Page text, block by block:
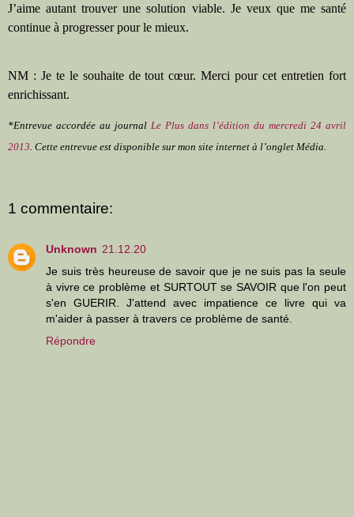
J’aime autant trouver une solution viable. Je veux que me santé
continue à progresser pour le mieux.
NM : Je te le souhaite de tout cœur. Merci pour cet entretien fort
enrichissant.
*Entrevue accordée au journal Le Plus dans l’édition du mercredi 24 avril
2013 Cette entrevue est disponible sur mon site internet à l’onglet Média.
1 commentaire:
Unknown 21.12.20
Je suis très heureuse de savoir que je ne suis pas la seule
à vivre ce problème et SURTOUT se SAVOIR que l'on peut
s'en GUERIR. J'attend avec impatience ce livre qui va
m'aider à passer à travers ce problème de santé.
Répondre